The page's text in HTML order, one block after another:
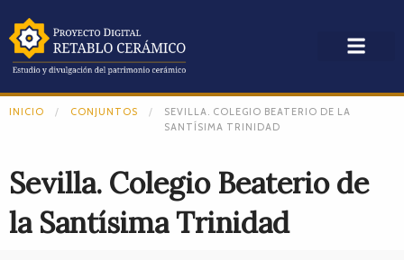
INICIO CONJUNTOS
SEVILLA. COLEGIO BEATERIO DE LA
SANTÍSIMA TRINIDAD
Sevilla. Colegio Beaterio de
la Santísima Trinidad